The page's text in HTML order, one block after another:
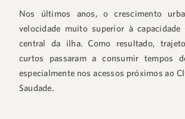
Nos últimos anos, o crescimento
velocidade muito superior à
central da ilha. Como resultado,
curtos passaram a consumir tempos
especialmente nos acessos próximos ao
Saudade.